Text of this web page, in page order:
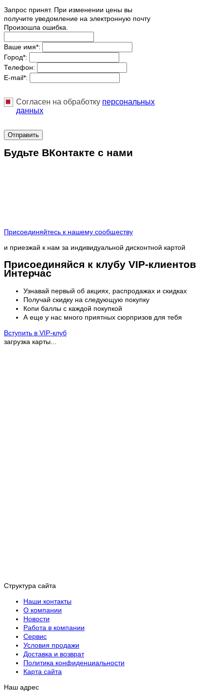
Запрос принят. При изменении цены вы
получите уведомление на электронную почту
Произошла ошибка.
Ваше имя*:
Город*:
Телефон:
E-mail*:
Согласен на обработку персональныx
данных
Отправить
Будьте ВКонтакте с нами
Присоединяйтесь к нашему сообществу
и приезжай к нам за индивидуальной дисконтной картой
Присоединяйся к клубу VIP-клиентов
Интерчас
Узнавай первый об акциях, распродажах и скидках
Получай скидку на следующую покупку
Копи баллы с каждой покупкой
А еще у нас много приятных сюрпризов для тебя
Вступить в VIP-клуб
загрузка карты...
Структура сайта
Наши контакты
О компании
Новости
Работа в компании
Сервис
Условия продажи
Доставка и возврат
Политика конфиденциальности
Карта сайта
Наш адрес